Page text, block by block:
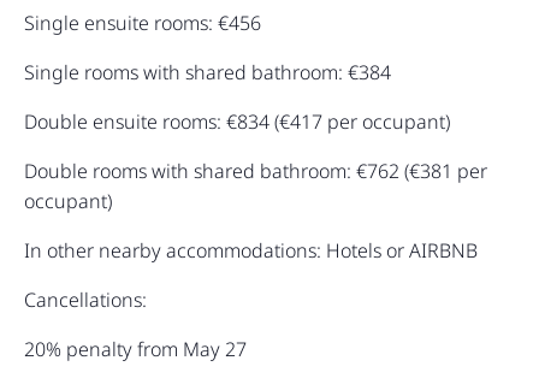
Single ensuite rooms: €456
Single rooms with shared bathroom: €384
Double ensuite rooms: €834 (€417 per occupant)
Double rooms with shared bathroom: €762 (€381 per
occupant)
In other nearby accommodations: Hotels or AIRBNB
Cancellations:
20% penalty from May 27